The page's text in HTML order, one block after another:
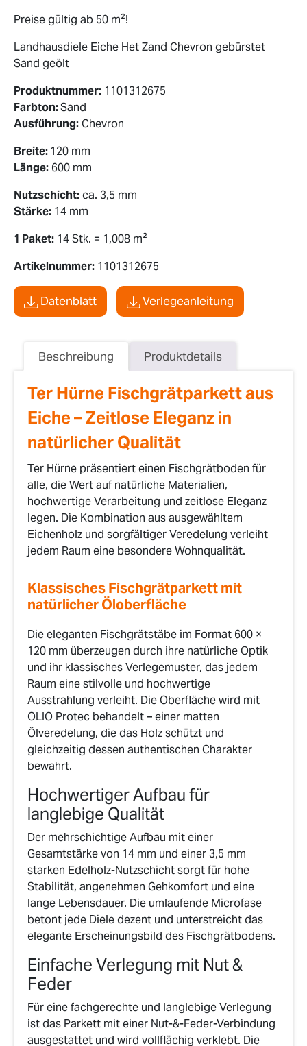
Preise gültig ab 50 m²!
Landhausdiele Eiche Het Zand Chevron gebürstet
Sand geölt
Produktnummer: 1101312675
Farbton:Sand
Ausführung:Chevron
Breite:120 mm
Länge: 600 mm
Nutzschicht:ca. 3,5 mm
Stärke: 14 mm
1 Paket: 14 Stk. = 1,008 m²
Artikelnummer: 1101312675
Datenblatt Verlegeanleitung
Beschreibung Produktdetails
Ter Hürne Fischgrätparkett aus
Eiche – Zeitlose Eleganz in
natürlicher Qualität
Ter Hürne präsentiert einen Fischgrätboden für
alle, die Wert auf natürliche Materialien,
hochwertige Verarbeitung und zeitlose Eleganz
legen. Die Kombination aus ausgewähltem
Eichenholz und sorgfältiger Veredelung verleiht
jedem Raum eine besondere Wohnqualität.
Klassisches Fischgrätparkett mit
natürlicher Öloberfläche
Die eleganten Fischgrätstäbe im Format 600 ×
120 mm überzeugen durch ihre natürliche Optik
und ihr klassisches Verlegemuster, das jedem
Raum eine stilvolle und hochwertige
Ausstrahlung verleiht. Die Oberfläche wird mit
OLIO Protec behandelt – einer matten
Ölveredelung, die das Holz schützt und
gleichzeitig dessen authentischen Charakter
bewahrt.
Hochwertiger Aufbau für
langlebige Qualität
Der mehrschichtige Aufbau mit einer
Gesamtstärke von 14 mm und einer 3,5 mm
starken Edelholz-Nutzschicht sorgt für hohe
Stabilität, angenehmen Gehkomfort und eine
lange Lebensdauer. Die umlaufende Microfase
betont jede Diele dezent und unterstreicht das
elegante Erscheinungsbild des Fischgrätbodens.
Einfache Verlegung mit Nut &
Feder
Für eine fachgerechte und langlebige Verlegung
ist das Parkett mit einer Nut-&-Feder-Verbindung
ausgestattet und wird vollflächig verklebt. Die